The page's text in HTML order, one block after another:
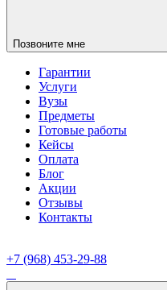
Позвоните мне
Гарантии
Услуги
Вузы
Предметы
Готовые работы
Кейсы
Оплата
Блог
Акции
Отзывы
Контакты
+7 (968) 453-29-88